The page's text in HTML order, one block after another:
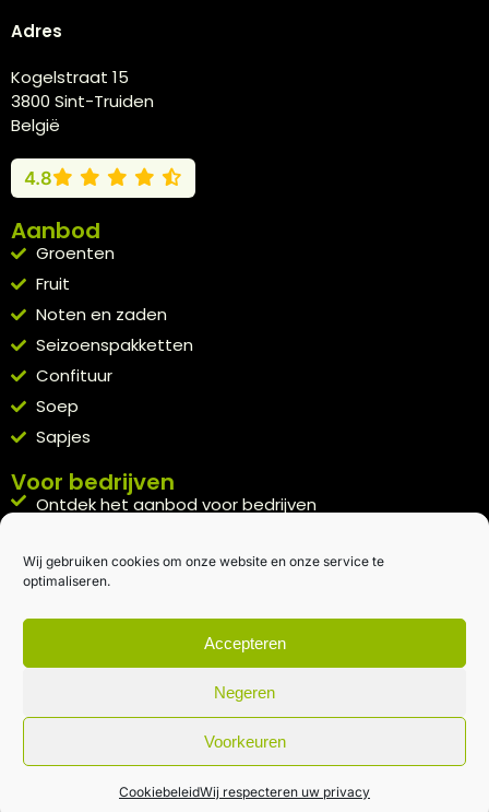
Wij gebruiken cookies om onze website en onze service te
optimaliseren.
Accepteren
Negeren
Voorkeuren
CookiebeleidWij respecteren uw privacy
Adres
Kogelstraat 15
3800 Sint-Truiden
België
4.8
Aanbod
Groenten
Fruit
Noten en zaden
Seizoenspakketten
Confituur
Soep
Sapjes
Voor bedrijven
Ontdek het aanbod voor bedrijven
Kennismakingspakket aanvragen
Blijft op de hoogte
Rechtstreeks van het veld naar je inbox.
Inschrijven nieuwsbrief
Algemene voorwaarden|Privacybeleid| gemaakt met door
creativitijd